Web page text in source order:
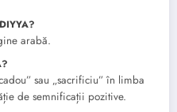
arabă.
sau „sacrificiu” în limba
de semnificații pozitive.